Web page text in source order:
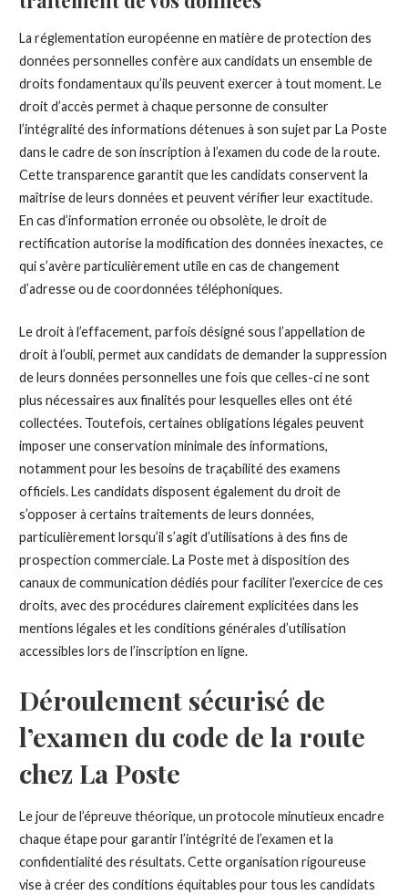
La réglementation européenne en matière de protection des
données personnelles confère aux candidats un ensemble de
droits fondamentaux qu’ils peuvent exercer à tout moment. Le
droit d’accès permet à chaque personne de consulter
l’intégralité des informations détenues à son sujet par La Poste
dans le cadre de son inscription à l’examen du code de la route.
Cette transparence garantit que les candidats conservent la
maîtrise de leurs données et peuvent vérifier leur exactitude.
En cas d’information erronée ou obsolète, le droit de
rectification autorise la modification des données inexactes, ce
qui s’avère particulièrement utile en cas de changement
d’adresse ou de coordonnées téléphoniques.
Le droit à l’effacement, parfois désigné sous l’appellation de
droit à l’oubli, permet aux candidats de demander la suppression
de leurs données personnelles une fois que celles-ci ne sont
plus nécessaires aux finalités pour lesquelles elles ont été
collectées. Toutefois, certaines obligations légales peuvent
imposer une conservation minimale des informations,
notamment pour les besoins de traçabilité des examens
officiels. Les candidats disposent également du droit de
s’opposer à certains traitements de leurs données,
particulièrement lorsqu’il s’agit d’utilisations à des fins de
prospection commerciale. La Poste met à disposition des
canaux de communication dédiés pour faciliter l’exercice de ces
droits, avec des procédures clairement explicitées dans les
mentions légales et les conditions générales d’utilisation
accessibles lors de l’inscription en ligne.
Déroulement sécurisé de
l’examen du code de la route
chez La Poste
Le jour de l’épreuve théorique, un protocole minutieux encadre
chaque étape pour garantir l’intégrité de l’examen et la
confidentialité des résultats. Cette organisation rigoureuse
vise à créer des conditions équitables pour tous les candidats